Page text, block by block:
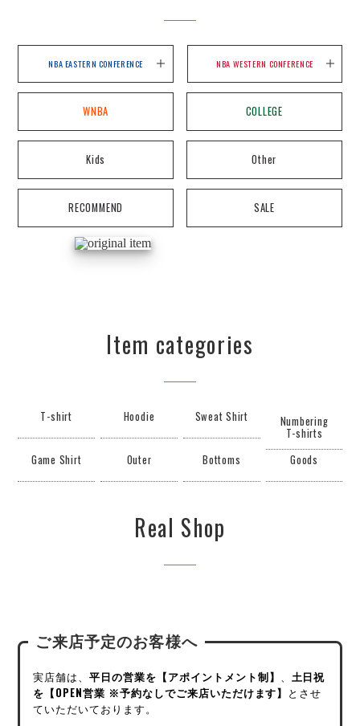
NBA EASTERN CONFERENCE NBA WESTERN CONFERENCE
WNBA COLLEGE
Kids Other
RECOMMEND SALE
Item categories
T-shirt Hoodie Sweat Shirt Numbering
T-shirts
Game Shirt
Outer Bottoms Goods
Real Shop
ご来店予定のお客様へ
実店舗は、平日の営業を【アポイントメント制】 、 土日祝
を【OPEN営業 ※予約なしでご来店いただけます】 とさせ
ていただいております。